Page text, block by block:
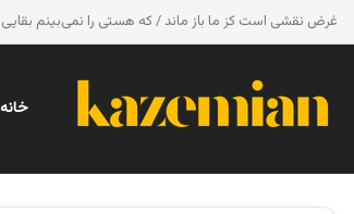
غرض نقشی است کز ما باز ماند / که هستی را نمی‌بینم بقایی
خانه